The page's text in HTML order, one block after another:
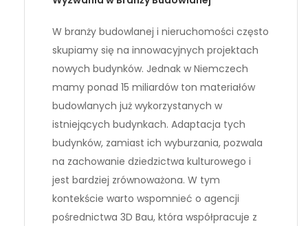
W branży budowlanej i nieruchomości często
skupiamy się na innowacyjnych projektach
nowych budynków. Jednak w Niemczech
mamy ponad 15 miliardów ton materiałów
budowlanych już wykorzystanych w
istniejących budynkach. Adaptacja tych
budynków, zamiast ich wyburzania, pozwala
na zachowanie dziedzictwa kulturowego i
jest bardziej zrównoważona. W tym
kontekście warto wspomnieć o agencji
pośrednictwa 3D Bau, która współpracuje z